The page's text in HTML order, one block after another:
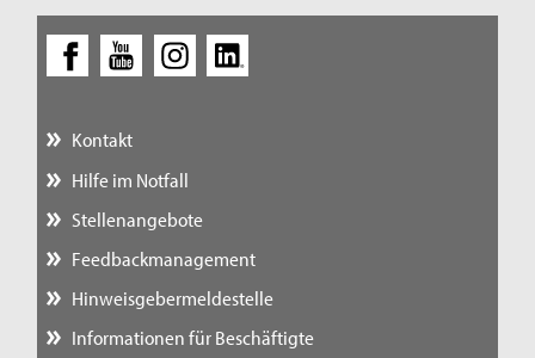
Kontakt
Hilfe im Notfall
Stellenangebote
Feedbackmanagement
Hinweisgebermeldestelle
Informationen für Beschäftigte